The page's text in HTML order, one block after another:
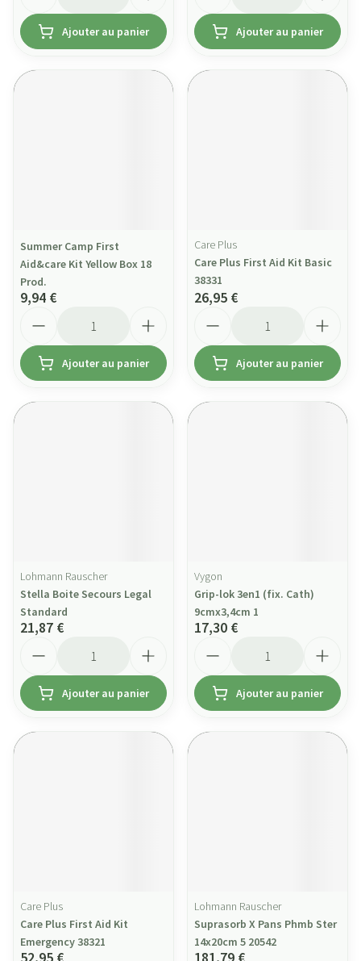
Ajouter au panier Ajouter au panier
Summer Camp First
Aid&care Kit Yellow Box 18
Prod.
9,94 €
Ajouter au panier
Care Plus
Care Plus First Aid Kit Basic
38331
26,95 €
Ajouter au panier
Lohmann Rauscher
Stella Boite Secours Legal
Standard
21,87 €
Ajouter au panier
Vygon
Grip-lok 3en1 (fix. Cath)
9cmx3,4cm 1
17,30 €
Ajouter au panier
Care Plus
Care Plus First Aid Kit
Emergency 38321
Lohmann Rauscher
Suprasorb X Pans Phmb Ster
14x20cm 5 20542